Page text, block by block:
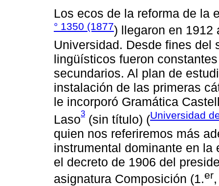
Los ecos de la reforma de la
° 1350 (1877) llegaron en 1912
Universidad. Desde fines del
lingüísticos fueron
secundarios. Al plan de
instalación de las primeras
le incorporó Gramática
Laso3 (sin título) (Universidad
quien nos referiremos más
instrumental dominante en
el decreto de 1906 del
asignatura Composición (1.er